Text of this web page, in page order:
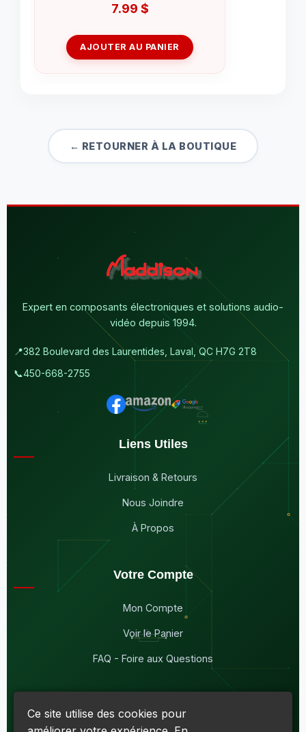
7.99 $
AJOUTER AU PANIER
← RETOURNER À LA BOUTIQUE
Expert en composants électroniques et solutions audio-
vidéo depuis 1994.
📍382 Boulevard des Laurentides, Laval, QC H7G 2T8
📞450-668-2755
Liens Utiles
Livraison & Retours
Nous Joindre
À Propos
Votre Compte
Mon Compte
Voir le Panier
FAQ - Foire aux Questions
Ce site utilise des cookies pour